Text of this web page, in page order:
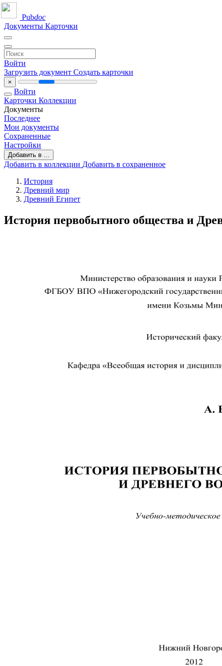
Pubdoc
Документы Карточки
Войти
Загрузить документ Создать карточки
×
Войти
Карточки Коллекции
Документы
Последнее
Мои документы
Сохраненные
Настройки
Добавить в ...
Добавить в коллекции Добавить в сохраненное
История
Древний мир
Древний Египет
История первобытного общества и